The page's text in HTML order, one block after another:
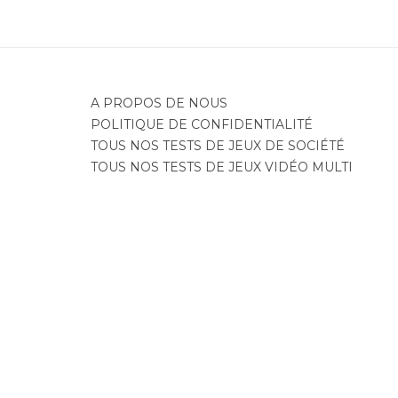
A PROPOS DE NOUS
POLITIQUE DE CONFIDENTIALITÉ
TOUS NOS TESTS DE JEUX DE SOCIÉTÉ
TOUS NOS TESTS DE JEUX VIDÉO MULTI